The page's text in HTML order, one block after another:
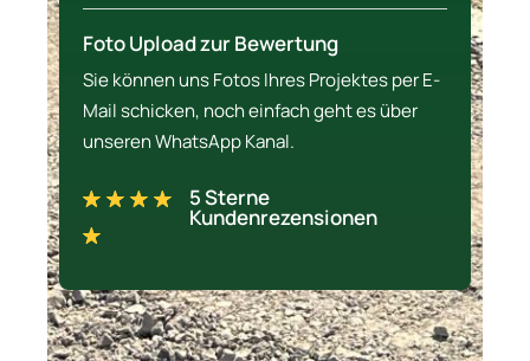
Foto Upload zur Bewertung
Sie können uns Fotos Ihres Projektes per E-
Mail schicken, noch einfach geht es über
unseren WhatsApp Kanal.
5 Sterne
Kundenrezensionen